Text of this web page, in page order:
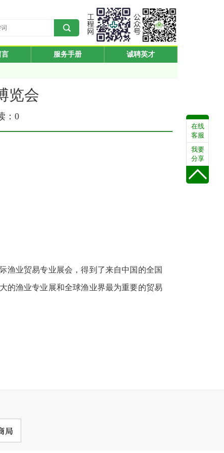
言 服务手册 诚聘英才
览会
0
渔业贸易专业展会，得到了来自中国的全国
的渔业专业展和全球渔业界最为重要的贸易
在线
客服
我要
分享